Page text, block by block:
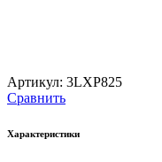
Артикул: 3LXP825
Сравнить
Характеристики